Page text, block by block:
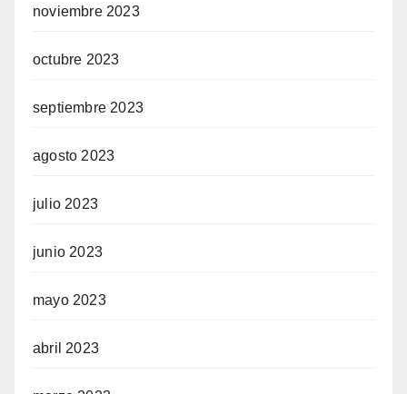
noviembre 2023
octubre 2023
septiembre 2023
agosto 2023
julio 2023
junio 2023
mayo 2023
abril 2023